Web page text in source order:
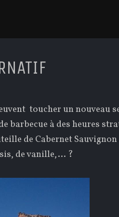
toucher un nouveau
barbecue à des heures
de Cabernet
de vanille,… ?